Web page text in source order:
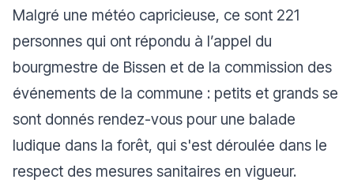
Malgré une météo capricieuse, ce sont 221
personnes qui ont répondu à l’appel du
bourgmestre de Bissen et de la commission des
événements de la commune : petits et grands se
sont donnés rendez-vous pour une balade
ludique dans la forêt, qui s'est déroulée dans le
respect des mesures sanitaires en vigueur.